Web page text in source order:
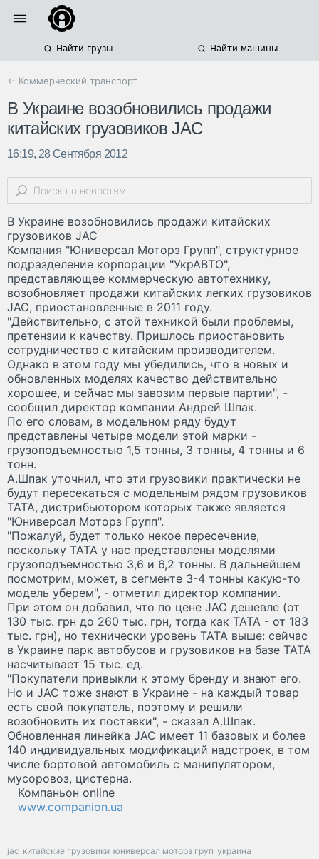
Найти грузы Найти машины
← Коммерческий транспорт
В Украине возобновились продажи
китайских грузовиков JAC
16:19, 28 Сентября 2012
В Украине возобновились продажи китайских
грузовиков JAC
Компания "Юниверсал Моторз Групп", структурное
подразделение корпорации "УкрАВТО",
представляющее коммерческую автотехнику,
возобновляет продажи китайских легких грузовиков
JAC, приостановленные в 2011 году.
"Действительно, с этой техникой были проблемы,
претензии к качеству. Пришлось приостановить
сотрудничество с китайским производителем.
Однако в этом году мы убедились, что в новых и
обновленных моделях качество действительно
хорошее, и сейчас мы завозим первые партии", -
сообщил директор компании Андрей Шпак.
По его словам, в модельном ряду будут
представлены четыре модели этой марки -
грузоподъемностью 1,5 тонны, 3 тонны, 4 тонны и 6
тонн.
А.Шпак уточнил, что эти грузовики практически не
будут пересекаться с модельным рядом грузовиков
ТАТА, дистрибьютором которых также является
"Юниверсал Моторз Групп".
"Пожалуй, будет только некое пересечение,
поскольку ТАТА у нас представлены моделями
грузоподъемностью 3,6 и 6,2 тонны. В дальнейшем
посмотрим, может, в сегменте 3-4 тонны какую-то
модель уберем", - отметил директор компании.
При этом он добавил, что по цене JAC дешевле (от
130 тыс. грн до 260 тыс. грн, тогда как ТАТА - от 183
тыс. грн), но технически уровень ТАТА выше: сейчас
в Украине парк автобусов и грузовиков на базе ТАТА
насчитывает 15 тыс. ед.
"Покупатели привыкли к этому бренду и знают его.
Но и JAC тоже знают в Украине - на каждый товар
есть свой покупатель, поэтому и решили
возобновить их поставки", - сказал А.Шпак.
Обновленная линейка JAC имеет 11 базовых и более
140 индивидуальных модификаций надстроек, в том
числе бортовой автомобиль с манипулятором,
мусоровоз, цистерна.
Компаньон online
www.companion.ua
jac китайские грузовики юниверсал моторз груп украина